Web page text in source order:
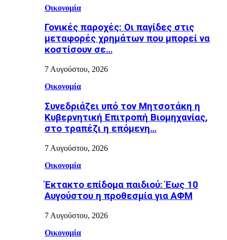
Οικονομία
Γονικές παροχές: Οι παγίδες στις
μεταφορές χρημάτων που μπορεί να
κοστίσουν σε…
7 Αυγούστου, 2026
Οικονομία
Συνεδριάζει υπό τον Μητσοτάκη η
Κυβερνητική Επιτροπή Βιομηχανίας,
στο τραπέζι η επόμενη…
7 Αυγούστου, 2026
Οικονομία
Έκτακτο επίδομα παιδιού: Έως 10
Αυγούστου η προθεσμία για ΑΦΜ
7 Αυγούστου, 2026
Οικονομία